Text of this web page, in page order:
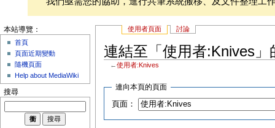
使用者頁面 討論
連結至「使用者:Knives」
←使用者:Knives
連向本頁的頁面
頁面：
本站導覽：
首頁
頁面近期變動
隨機頁面
Help about MediaWiki
搜尋